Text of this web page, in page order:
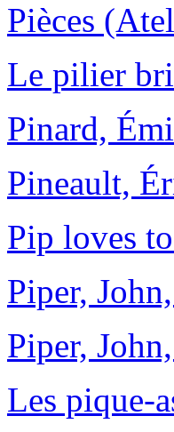
Pièces
Le pilier
Pinard,
Pineault,
Pip loves
Piper,
Piper,
Les pique-